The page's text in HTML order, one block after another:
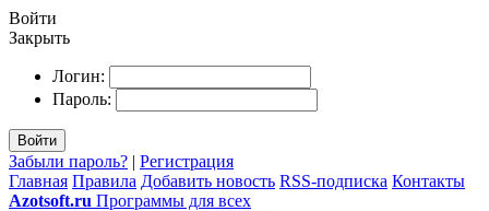
Войти
Закрыть
Логин:
Пароль:
Войти
Забыли пароль? | Регистрация
Главная Правила Добавить новость RSS-подписка Контакты
Azotsoft.ru Программы для всех